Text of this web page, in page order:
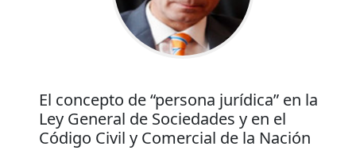
El concepto de “persona jurídica” en la
Ley General de Sociedades y en el
Código Civil y Comercial de la Nación